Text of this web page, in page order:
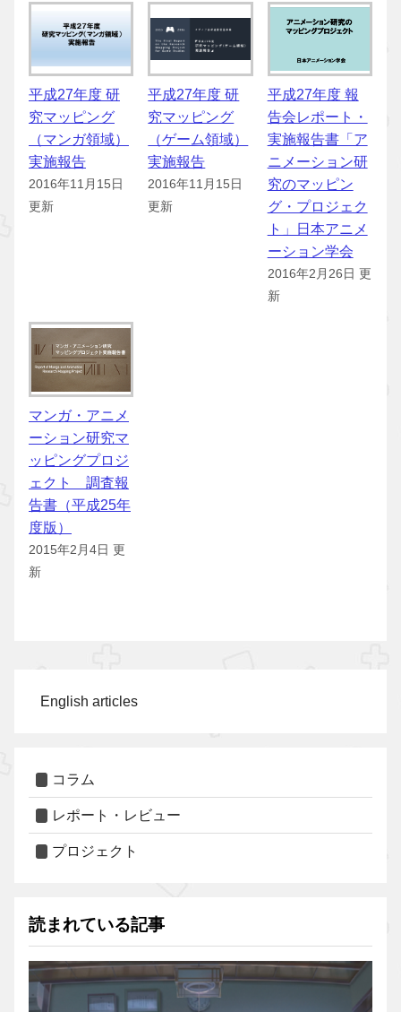
平成27年度 研
究マッピング
（マンガ領域）
実施報告
2016年11月15日
更新
平成27年度 研
究マッピング
（ゲーム領域）
実施報告
2016年11月15日
更新
平成27年度 報
告会レポート・
実施報告書「ア
ニメーション研
究のマッピン
グ・プロジェク
ト」日本アニメ
ーション学会
2016年2月26日 更
新
マンガ・アニメ
ーション研究マ
ッピングプロジ
ェクト 調査報
告書（平成25年
度版）
2015年2月4日 更
新
English articles
コラム
レポート・レビュー
プロジェクト
読まれている記事